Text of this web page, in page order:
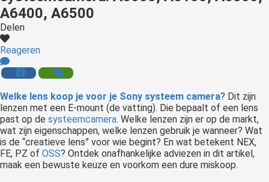
A6400, A6500
Delen
Reageren
Welke lens koop je voor je Sony systeem camera? Dit zijn
lenzen met een E-mount (de vatting). Die bepaalt of een lens
past op de systeemcamera. Welke lenzen zijn er op de markt,
wat zijn eigenschappen, welke lenzen gebruik je wanneer? Wat
is de “creatieve lens” voor wie begint? En wat betekent NEX,
FE, PZ of OSS? Ontdek onafhankelijke adviezen in dit artikel,
maak een bewuste keuze en voorkom een dure miskoop.